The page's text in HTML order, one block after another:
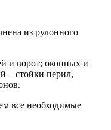
из рулонного
и ворот; оконных и
– стойки перил,
все необходимые